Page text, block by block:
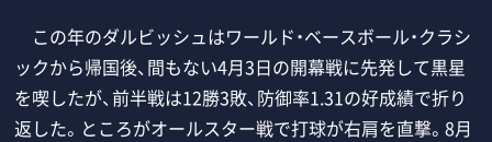
この年のダルビッシュはワールド・ベースボール・クラシ
ックから帰国後、間もない4月3日の開幕戦に先発して黒星
を喫したが、前半戦は12勝3敗、防御率1.31の好成績で折り
返した。ところがオールスター戦で打球が右肩を直撃。8月